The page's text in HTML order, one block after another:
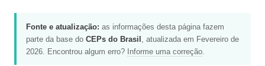
Fonte e atualização: as informações desta página fazem
parte da base do CEPs do Brasil , atualizada em Fevereiro de
2026. Encontrou algum erro? Informe uma correção